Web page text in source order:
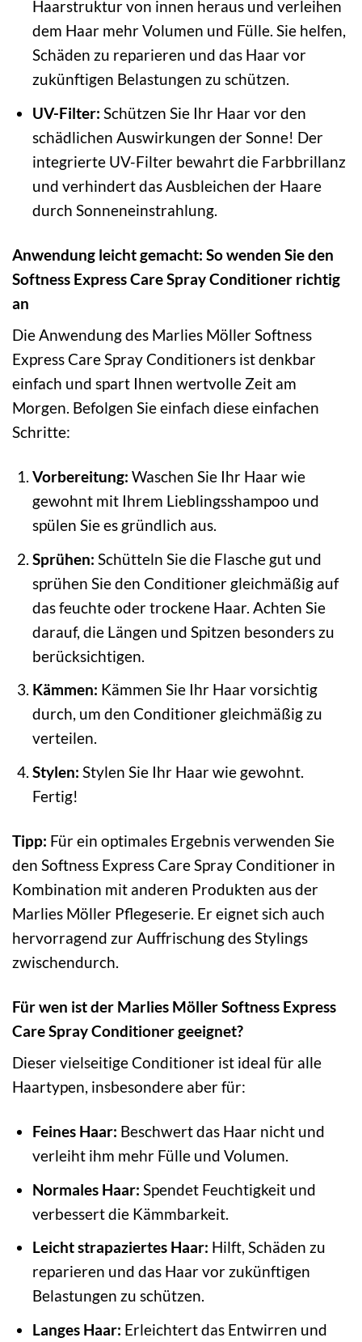
Haarstruktur von innen heraus und verleihen
dem Haar mehr Volumen und Fülle. Sie helfen,
Schäden zu reparieren und das Haar vor
zukünftigen Belastungen zu schützen.
UV-Filter: Schützen Sie Ihr Haar vor den
schädlichen Auswirkungen der Sonne! Der
integrierte UV-Filter bewahrt die Farbbrillanz
und verhindert das Ausbleichen der Haare
durch Sonneneinstrahlung.
Anwendung leicht gemacht: So wenden Sie den
Softness Express Care Spray Conditioner richtig
an
Die Anwendung des Marlies Möller Softness
Express Care Spray Conditioners ist denkbar
einfach und spart Ihnen wertvolle Zeit am
Morgen. Befolgen Sie einfach diese einfachen
Schritte:
Vorbereitung: Waschen Sie Ihr Haar wie
gewohnt mit Ihrem Lieblingsshampoo und
spülen Sie es gründlich aus.
Sprühen: Schütteln Sie die Flasche gut und
sprühen Sie den Conditioner gleichmäßig auf
das feuchte oder trockene Haar. Achten Sie
darauf, die Längen und Spitzen besonders zu
berücksichtigen.
Kämmen: Kämmen Sie Ihr Haar vorsichtig
durch, um den Conditioner gleichmäßig zu
verteilen.
Stylen: Stylen Sie Ihr Haar wie gewohnt.
Fertig!
Tipp: Für ein optimales Ergebnis verwenden Sie
den Softness Express Care Spray Conditioner in
Kombination mit anderen Produkten aus der
Marlies Möller Pflegeserie. Er eignet sich auch
hervorragend zur Auffrischung des Stylings
zwischendurch.
Für wen ist der Marlies Möller Softness Express
Care Spray Conditioner geeignet?
Dieser vielseitige Conditioner ist ideal für alle
Haartypen, insbesondere aber für:
Feines Haar: Beschwert das Haar nicht und
verleiht ihm mehr Fülle und Volumen.
Normales Haar: Spendet Feuchtigkeit und
verbessert die Kämmbarkeit.
Leicht strapaziertes Haar: Hilft, Schäden zu
reparieren und das Haar vor zukünftigen
Belastungen zu schützen.
Langes Haar: Erleichtert das Entwirren und